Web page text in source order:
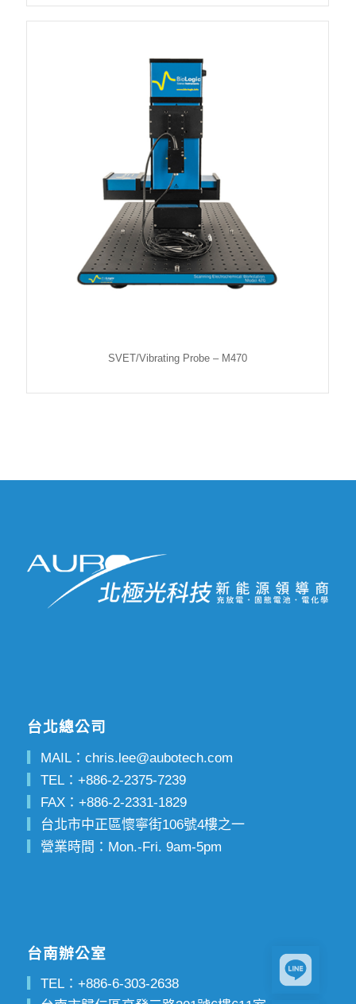
SVET/Vibrating Probe – M470
台北總公司
MAIL： chris.lee@aubotech.com
TEL： +886-2-2375-7239
FAX： +886-2-2331-1829
台北市中正區懷寧街106號4樓之一
營業時間：Mon.-Fri. 9am-5pm
台南辦公室
TEL： +886-6-303-2638